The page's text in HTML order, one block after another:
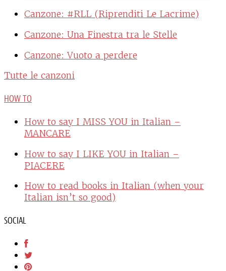
Canzone: #RLL (Riprenditi Le Lacrime)
Canzone: Una Finestra tra le Stelle
Canzone: Vuoto a perdere
Tutte le canzoni
HOW TO
How to say I MISS YOU in Italian –
MANCARE
How to say I LIKE YOU in Italian –
PIACERE
How to read books in Italian (when your
Italian isn’t so good)
SOCIAL